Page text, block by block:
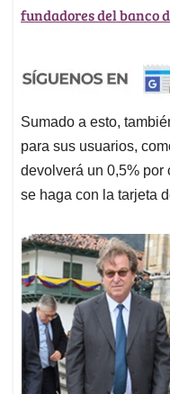
fundadores del banco
Sumado a esto,
para sus usuarios,
devolverá un 0,5% por
se haga con la tarjeta